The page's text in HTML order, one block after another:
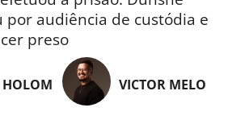
por audiência de custódia e
preso
HOLOM VICTOR MELO